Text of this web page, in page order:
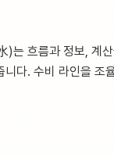
)는 흐름과 정보, 계
다. 수비 라인을 조